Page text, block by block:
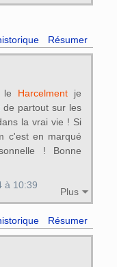
Résumer
le Harcelment je
de partout sur les
la vrai vie ! Si
c'est en marqué
! Bonne
Plus
à 10:39
Résumer